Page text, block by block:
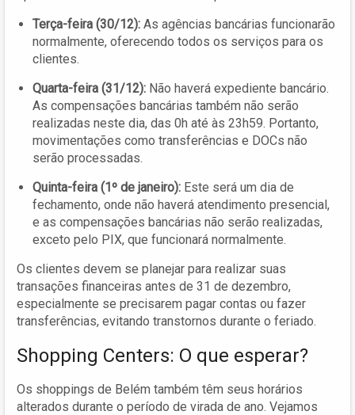
Terça-feira (30/12): As agências bancárias funcionarão
normalmente, oferecendo todos os serviços para os
clientes.
Quarta-feira (31/12): Não haverá expediente bancário.
As compensações bancárias também não serão
realizadas neste dia, das 0h até às 23h59. Portanto,
movimentações como transferências e DOCs não
serão processadas.
Quinta-feira (1º de janeiro): Este será um dia de
fechamento, onde não haverá atendimento presencial,
e as compensações bancárias não serão realizadas,
exceto pelo PIX, que funcionará normalmente.
Os clientes devem se planejar para realizar suas
transações financeiras antes de 31 de dezembro,
especialmente se precisarem pagar contas ou fazer
transferências, evitando transtornos durante o feriado.
Shopping Centers: O que esperar?
Os shoppings de Belém também têm seus horários
alterados durante o período de virada de ano. Vejamos